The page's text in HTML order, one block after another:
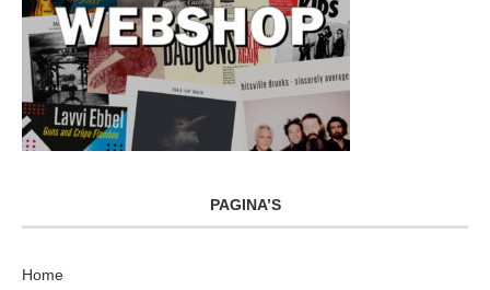
PAGINA’S
Home